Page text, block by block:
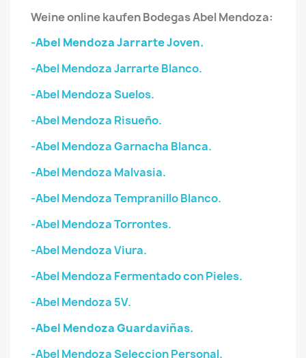
Weine online kaufen Bodegas Abel Mendoza:
-Abel Mendoza Jarrarte Joven.
-Abel Mendoza Jarrarte Blanco.
-Abel Mendoza Suelos.
-Abel Mendoza Risueño.
-Abel Mendoza Garnacha Blanca.
-Abel Mendoza Malvasia.
-Abel Mendoza Tempranillo Blanco.
-Abel Mendoza Torrontes.
-Abel Mendoza Viura.
-Abel Mendoza Fermentado con Pieles.
-Abel Mendoza 5V.
-Abel Mendoza Guardaviñas.
-Abel Mendoza Seleccion Personal.